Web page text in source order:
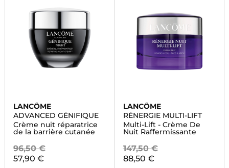
LANCÔME
ADVANCED GÉNIFIQUE
Crème nuit réparatrice
de la barrière cutanée
96,50 €
57,90 €
LANCÔME
RÉNERGIE MULTI-LIFT
Multi-Lift - Crème De
Nuit Raffermissante
147,50 €
88,50 €